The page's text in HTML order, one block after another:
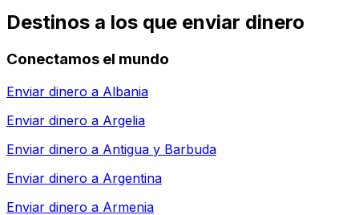
Destinos a los que enviar dinero
Conectamos el mundo
Enviar dinero a Albania
Enviar dinero a Argelia
Enviar dinero a Antigua y Barbuda
Enviar dinero a Argentina
Enviar dinero a Armenia